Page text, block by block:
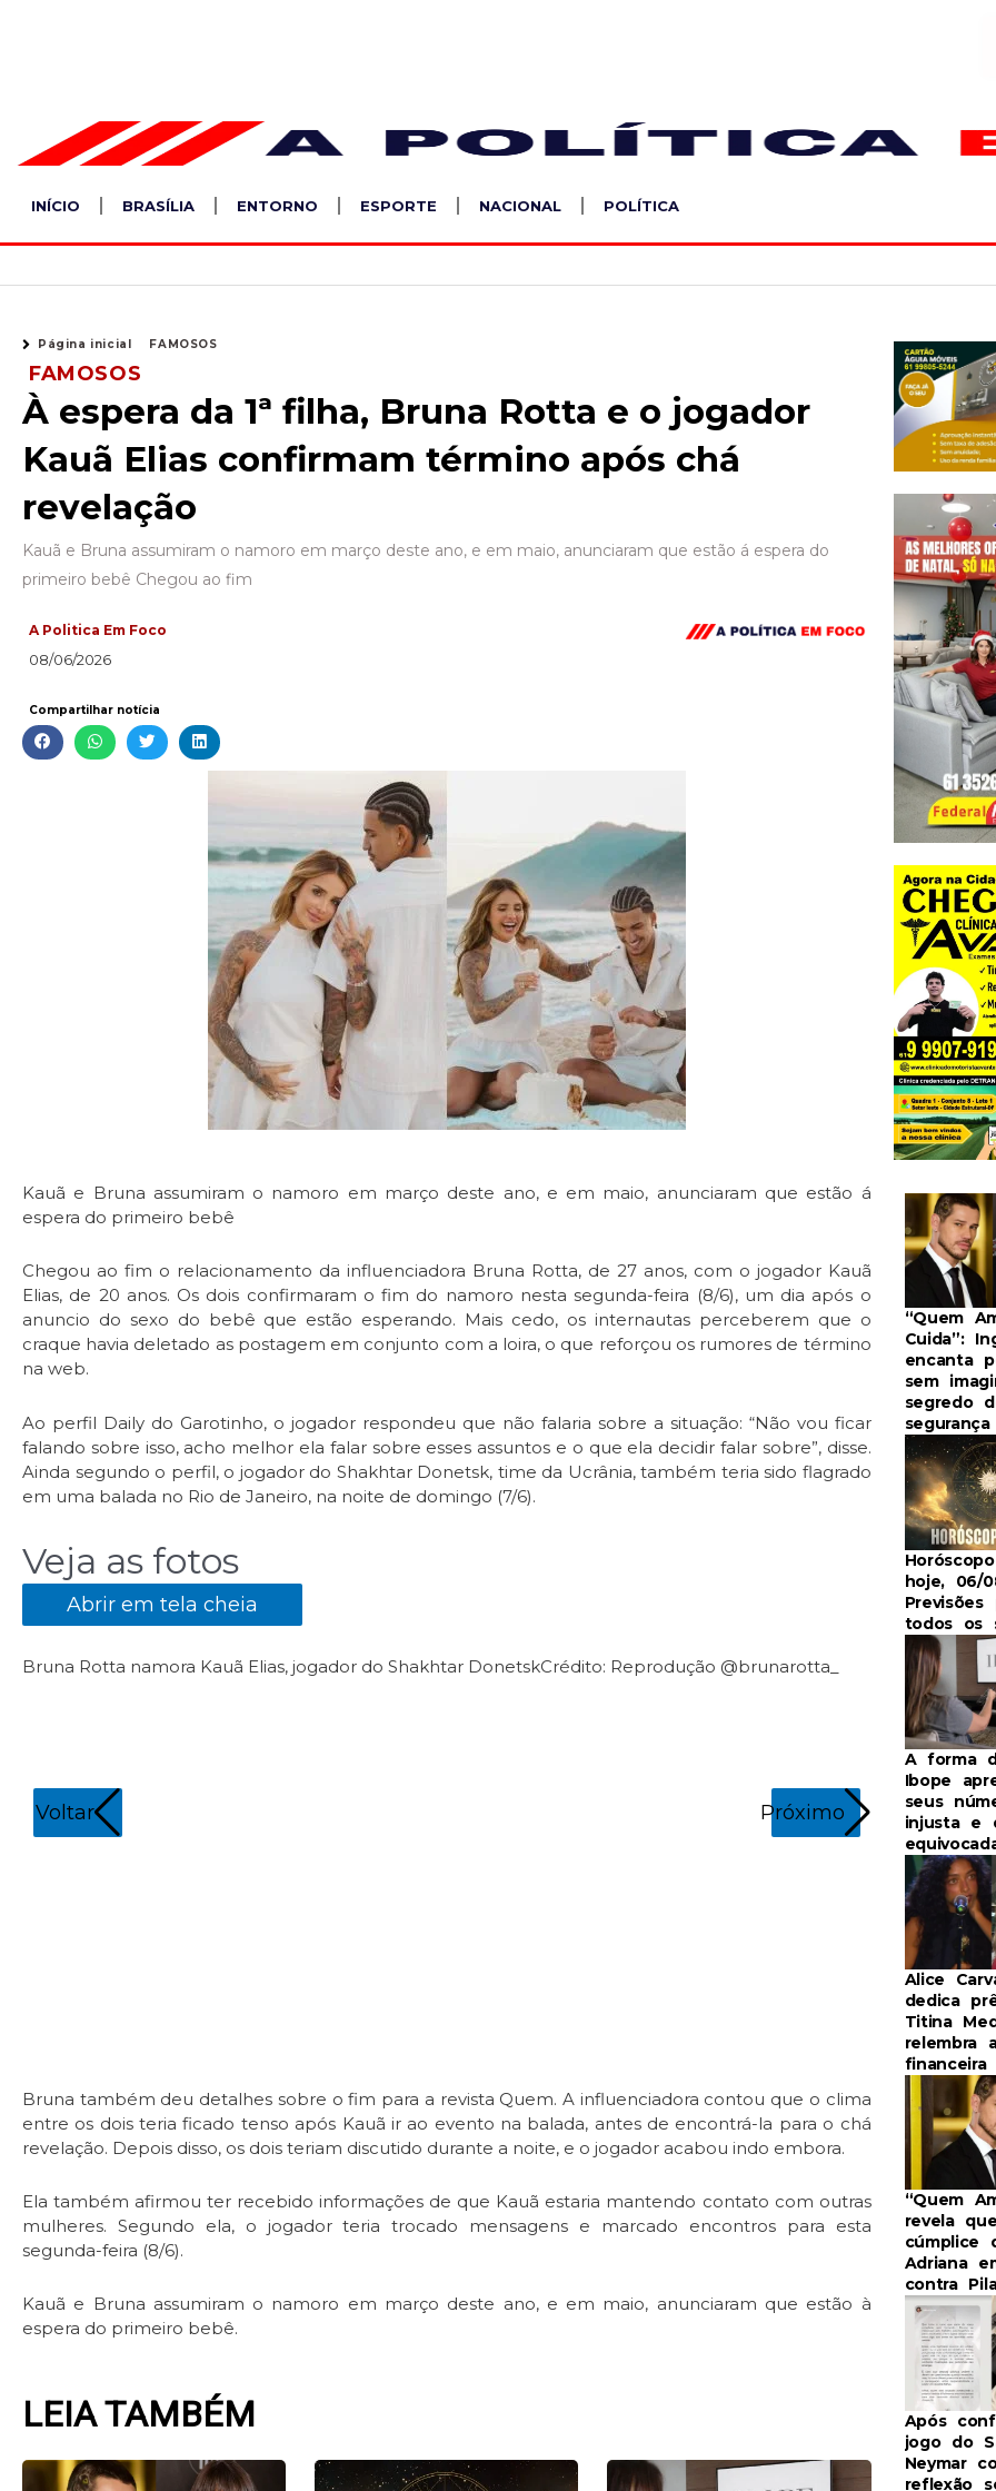
INÍCIO BRASÍLIA ENTORNO ESPORTE NACIONAL POLÍTICA
Página inicial FAMOSOS
FAMOSOS
À espera da 1ª filha, Bruna Rotta e o jogador
Kauã Elias confirmam término após chá
revelação
Kauã e Bruna assumiram o namoro em março deste ano, e em maio, anunciaram que estão á espera do
primeiro bebê Chegou ao fim
A Politica Em Foco
08/06/2026
Compartilhar notícia
Kauã e Bruna assumiram o namoro em março deste ano, e em maio, anunciaram que estão á
espera do primeiro bebê
Chegou ao fim o relacionamento da influenciadora Bruna Rotta, de 27 anos, com o jogador Kauã
Elias, de 20 anos. Os dois confirmaram o fim do namoro nesta segunda-feira (8/6), um dia após o
anuncio do sexo do bebê que estão esperando. Mais cedo, os internautas perceberem que o
craque havia deletado as postagem em conjunto com a loira, o que reforçou os rumores de término
na web.
Ao perfil Daily do Garotinho, o jogador respondeu que não falaria sobre a situação: “Não vou ficar
falando sobre isso, acho melhor ela falar sobre esses assuntos e o que ela decidir falar sobre”, disse.
Ainda segundo o perfil, o jogador do Shakhtar Donetsk, time da Ucrânia, também teria sido flagrado
em uma balada no Rio de Janeiro, na noite de domingo (7/6).
Veja as fotos
Abrir em tela cheia
Bruna Rotta namora Kauã Elias, jogador do Shakhtar DonetskCrédito: Reprodução @brunarotta_
Bruna Rotta
Voltar Próximo
Bruna também deu detalhes sobre o fim para a revista Quem. A influenciadora contou que o clima
entre os dois teria ficado tenso após Kauã ir ao evento na balada, antes de encontrá-la para o chá
revelação. Depois disso, os dois teriam discutido durante a noite, e o jogador acabou indo embora.
Ela também afirmou ter recebido informações de que Kauã estaria mantendo contato com outras
mulheres. Segundo ela, o jogador teria trocado mensagens e marcado encontros para esta
segunda-feira (8/6).
Kauã e Bruna assumiram o namoro em março deste ano, e em maio, anunciaram que estão à
espera do primeiro bebê.
LEIA TAMBÉM
PagePagePagePage Page
“Quem
Cuida”:
encanta
sem
segredo
segurança
hoje, 06/
Previsões
todos os
A forma
Ibope
seus
injusta e
Alice
dedica
Titina
relembra
“Quem
revela
cúmplice
Adriana
contra
Após
jogo do
Neymar
reflexão